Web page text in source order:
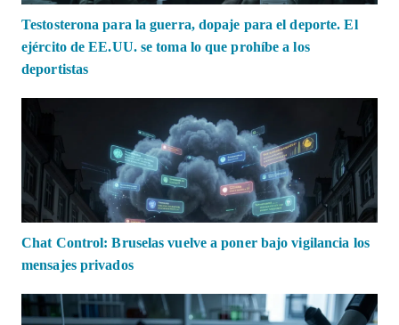
Testosterona para la guerra, dopaje para el deporte. El
ejército de EE.UU. se toma lo que prohíbe a los
deportistas
Chat Control: Bruselas vuelve a poner bajo vigilancia los
mensajes privados